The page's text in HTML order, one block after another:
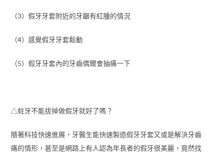
（3）假牙牙套附近的牙齦有紅腫的情況
（4）感覺假牙牙套鬆動
（5）假牙牙套內的牙齒偶爾會抽痛一下
△蛀牙不能拔掉做假牙就好了嗎？
隨著科技快速進展，牙醫生能快速製造假牙牙套又或是解決牙齒
痛的情形，甚至是網路上有人認為年長者的假牙很美麗，竟然找